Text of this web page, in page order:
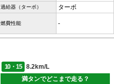
過給器（ターボ） ターボ
燃費性能 -
10・15
8.2km/L
満タンでどこまで走る？